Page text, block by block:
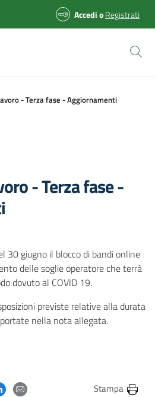
AccedioRegistrati
- Terza fase - Aggiornamenti
- Terza fase -
30 giugno il blocco di bandi online
delle soglie operatore che terrà
dovuto al COVID 19.
previste relative alla durata
nella nota allegata.
questa pagina su Facebook
questa pagina su Twitter
Condividi questa pagina su Linkedin
Condividi questa pagina via
Stampa